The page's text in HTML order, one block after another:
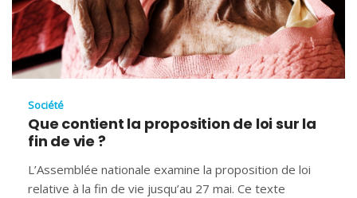
Société
Que contient la proposition de loi sur la
fin de vie ?
L’Assemblée nationale examine la proposition de loi
relative à la fin de vie jusqu’au 27 mai. Ce texte